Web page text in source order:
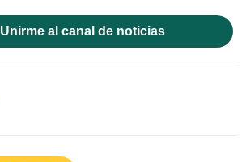
Unirme al canal de noticias